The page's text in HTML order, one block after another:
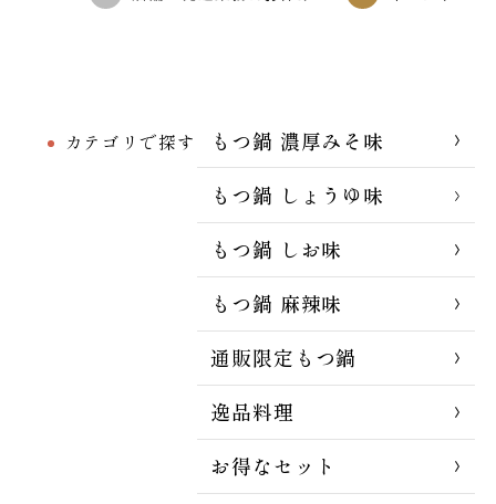
カテゴリで探す
もつ鍋 濃厚みそ味
もつ鍋 しょうゆ味
もつ鍋 しお味
もつ鍋 麻辣味
通販限定もつ鍋
逸品料理
お得なセット